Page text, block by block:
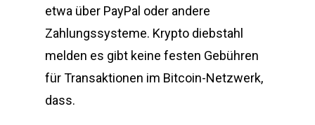
etwa über PayPal oder andere
Zahlungssysteme. Krypto diebstahl
melden es gibt keine festen Gebühren
für Transaktionen im Bitcoin-Netzwerk,
dass.